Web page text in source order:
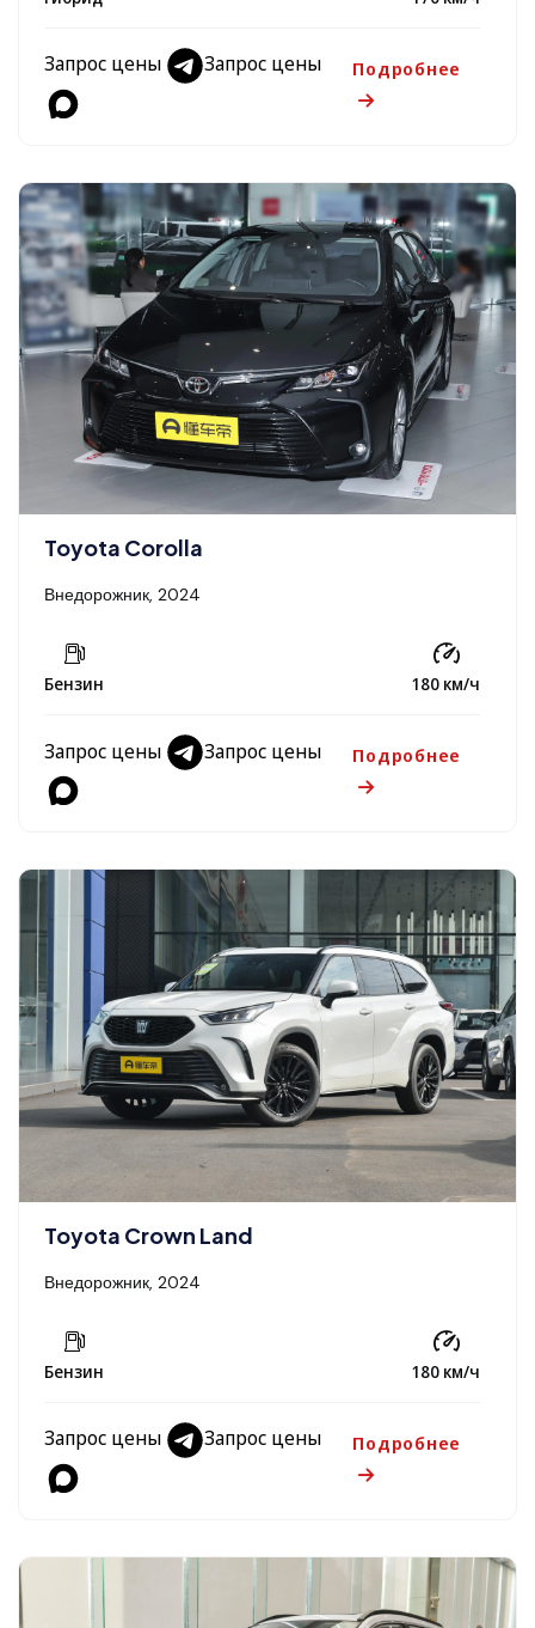
Запрос цены Запрос цены Подробнее
Toyota Corolla
Внедорожник, 2024
Бензин 180 км/ч
Запрос цены Запрос цены Подробнее
Toyota Crown Land
Внедорожник, 2024
Бензин 180 км/ч
Запрос цены Запрос цены Подробнее